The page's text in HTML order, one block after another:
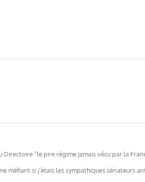
"le pire régime jamais vécu par la
méfiant si j’étais les sympathiques sénateurs